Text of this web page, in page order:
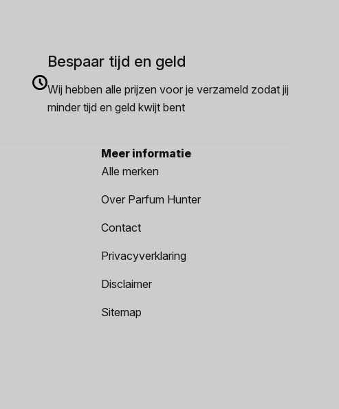
Bespaar tijd en geld
Wij hebben alle prijzen voor je verzameld zodat jij
minder tijd en geld kwijt bent
Meer informatie
Alle merken
Over Parfum Hunter
Contact
Privacyverklaring
Disclaimer
Sitemap